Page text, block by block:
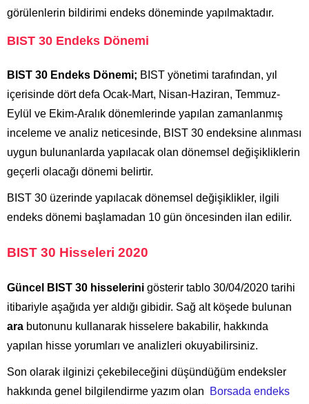
görülenlerin bildirimi endeks döneminde yapılmaktadır.
BIST 30 Endeks Dönemi
BIST 30 Endeks Dönemi; BIST yönetimi tarafından, yıl
içerisinde dört defa Ocak-Mart, Nisan-Haziran, Temmuz-
Eylül ve Ekim-Aralık dönemlerinde yapılan zamanlanmış
inceleme ve analiz neticesinde, BIST 30 endeksine alınması
uygun bulunanlarda yapılacak olan dönemsel değişikliklerin
geçerli olacağı dönemi belirtir.
BIST 30 üzerinde yapılacak dönemsel değişiklikler, ilgili
endeks dönemi başlamadan 10 gün öncesinden ilan edilir.
BIST 30 Hisseleri 2020
Güncel BIST 30 hisselerini gösterir tablo 30/04/2020 tarihi
itibariyle aşağıda yer aldığı gibidir. Sağ alt köşede bulunan
ara butonunu kullanarak hisselere bakabilir, hakkında
yapılan hisse yorumları ve analizleri okuyabilirsiniz.
Son olarak ilginizi çekebileceğini düşündüğüm endeksler
hakkında genel bilgilendirme yazım olan
Borsada endeks